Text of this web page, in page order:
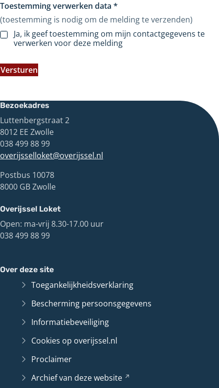
Toestemming verwerken data *
(toestemming is nodig om de melding te verzenden)
Ja, ik geef toestemming om mijn contactgegevens te
verwerken voor deze melding
Versturen
Bezoekadres
Luttenbergstraat 2
8012 EE Zwolle
038 499 88 99
overijsselloket@overijssel.nl
Postbus 10078
8000 GB Zwolle
Overijssel Loket
Open: ma-vrij 8.30-17.00 uur
038 499 88 99
Over deze site
Toegankelijkheidsverklaring
Bescherming persoonsgegevens
Informatiebeveiliging
Cookies op overijssel.nl
Proclaimer
Archief van dezewebsite